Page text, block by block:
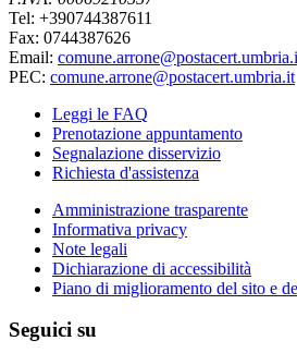
Tel: +390744387611
Fax: 0744387626
Email:
PEC: comune.arrone@postacert.umbria.it
Leggi le FAQ
Prenotazione appuntamento
Segnalazione disservizio
Richiesta d'assistenza
Amministrazione trasparente
Informativa privacy
Note legali
Dichiarazione di accessibilità
Piano di miglioramento del sito e
Seguici su